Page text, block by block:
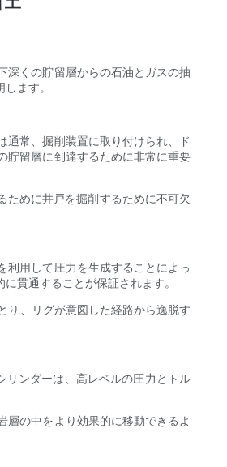
深くの貯留層からの石油とガスの抽
ます。
通常、掘削装置に取り付けられ、ド
貯留層に到達するために非常に重要
ために井戸を掘削するために不可欠
利用して圧力を生成することによっ
貫通することが保証されます。
り、リグが意図した経路から逸脱す
リンダーは、高レベルの圧力とトル
層の中をより効果的に移動できるよ